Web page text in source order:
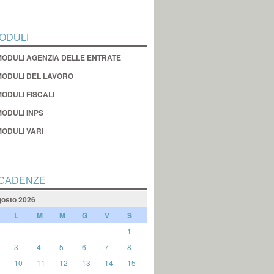
AGENZIA DELLE ENTRATE
DEL LAVORO
FISCALI
INPS
VARI
2026
L M M G V S
1
3 4 5 6 7
8
10 11 12 13 14
15